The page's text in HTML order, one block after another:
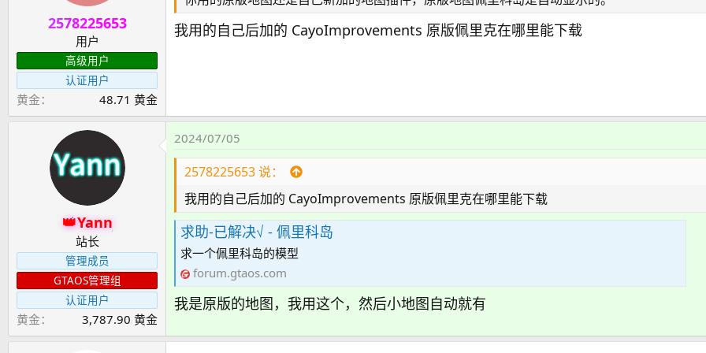
2578225653
用户
高级用户
认证用户
黄金 48.71 黄金
我用的自己后加的 CayoImprovements 原版佩里克在哪里能下载
Yann
站长
管理成员
GTAOS管理组
认证用户
黄金 3,787.90 黄金
2024/07/05
2578225653 说：
我用的自己后加的 CayoImprovements 原版佩里克在哪里能下载
求助-已解决√ - 佩里科岛
求一个佩里科岛的模型
forum.gtaos.com
我是原版的地图，我用这个，然后小地图自动就有